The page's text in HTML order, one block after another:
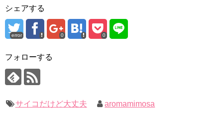
ソン・ヘギョ – ソンヘギョ キスまとめ
ハン・ヘジン 한혜진 – Still We (여전히 우리는)
한가인 –
「ライフ・ オン・ マーズ」2019年11月2日TSUTAYAにて先行
(ENG SUB) Behind The Scene Hyun Bin 현빈❤️ 손예진 Son Ye
キム・レウォンの影絵遊び！？「黒騎士～永遠の約束～」メイ
キングを一部公開（DVD-SET2特典映像より）
九尾狐外伝 メイキング03 ハン・イェスル
チョ・ヒョンジェ 조현재 九尾狐外伝 制作発表会
キム・テヒの弟イ・ワン♥イ・ボミ、今日（28日）結婚……
「まず熱く掃除せよ」女優キム・ユジョン、「健康がとても回
【裏芸能】キムユジョンの熱愛彼氏はあの大物俳優
いでしょ？” Big News TV
幻の王女チャミョンゴ エンディング
シェアする
error 0 0
フォローする
サイコだけど大丈夫 aromamimosa